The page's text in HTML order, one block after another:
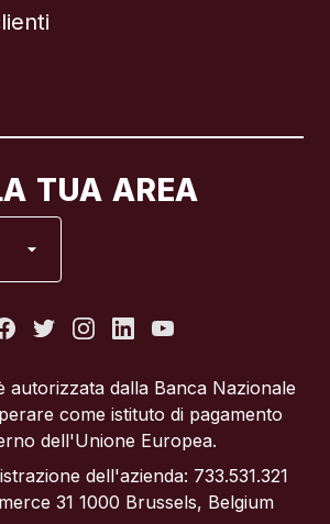
TUA AREA
Unito
autorizzata dalla Banca Nazionale
come istituto di pagamento
dell'Unione Europea.
dell'azienda: 733.531.321
31 1000 Brussels, Belgium